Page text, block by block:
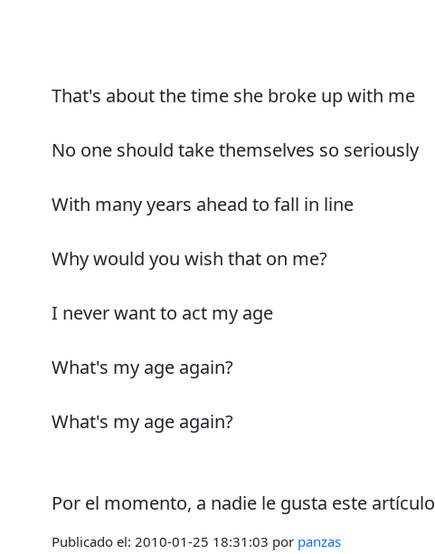
That's about the time she broke up with me
No one should take themselves so seriously
With many years ahead to fall in line
Why would you wish that on me?
I never want to act my age
What's my age again?
What's my age again?
Por el momento, a nadie le gusta este artículo
Publicado el: 2010-01-25 18:31:03 por panzas